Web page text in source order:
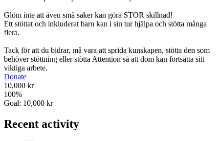
Glöm inte att även små saker kan göra STOR skillnad!
Ett stöttat och inkluderat barn kan i sin tur hjälpa och stötta många
flera.
Tack för att du bidrar, må vara att sprida kunskapen, stötta den som
behöver stöttning eller stötta Attention så att dom kan fortsätta sitt
viktiga arbete.
Donate
10,000 kr
100%
Goal: 10,000 kr
Recent activity